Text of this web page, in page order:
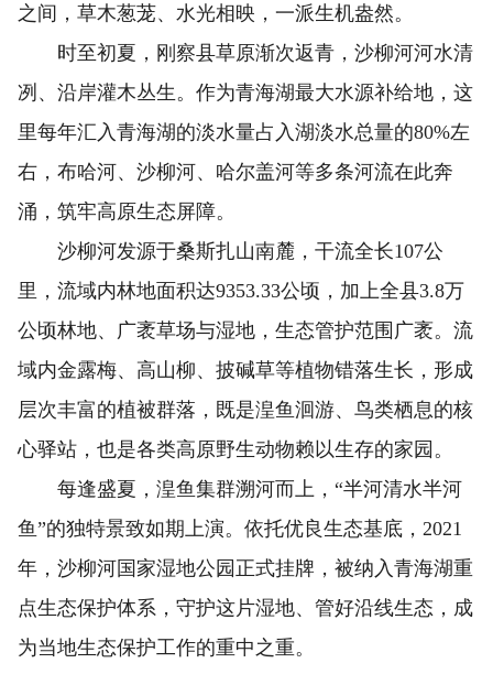
之间，草木葱茏、水光相映，一派生机盎然。
时至初夏，刚察县草原渐次返青，沙柳河河水清
冽、沿岸灌木丛生。作为青海湖最大水源补给地，这
里每年汇入青海湖的淡水量占入湖淡水总量的80%左
右，布哈河、沙柳河、哈尔盖河等多条河流在此奔
涌，筑牢高原生态屏障。
沙柳河发源于桑斯扎山南麓，干流全长107公
里，流域内林地面积达9353.33公顷，加上全县3.8万
公顷林地、广袤草场与湿地，生态管护范围广袤。流
域内金露梅、高山柳、披碱草等植物错落生长，形成
层次丰富的植被群落，既是湟鱼洄游、鸟类栖息的核
心驿站，也是各类高原野生动物赖以生存的家园。
每逢盛夏，湟鱼集群溯河而上，“半河清水半河
鱼”的独特景致如期上演。依托优良生态基底，2021
年，沙柳河国家湿地公园正式挂牌，被纳入青海湖重
点生态保护体系，守护这片湿地、管好沿线生态，成
为当地生态保护工作的重中之重。